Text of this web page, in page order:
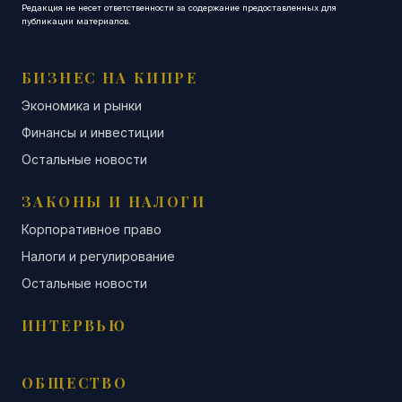
Редакция не несет ответственности за содержание предоставленных для
публикации материалов.
БИЗНЕС НА КИПРЕ
Экономика и рынки
Финансы и инвестиции
Остальные новости
ЗАКОНЫ И НАЛОГИ
Корпоративное право
Налоги и регулирование
Остальные новости
ИНТЕРВЬЮ
ОБЩЕСТВО